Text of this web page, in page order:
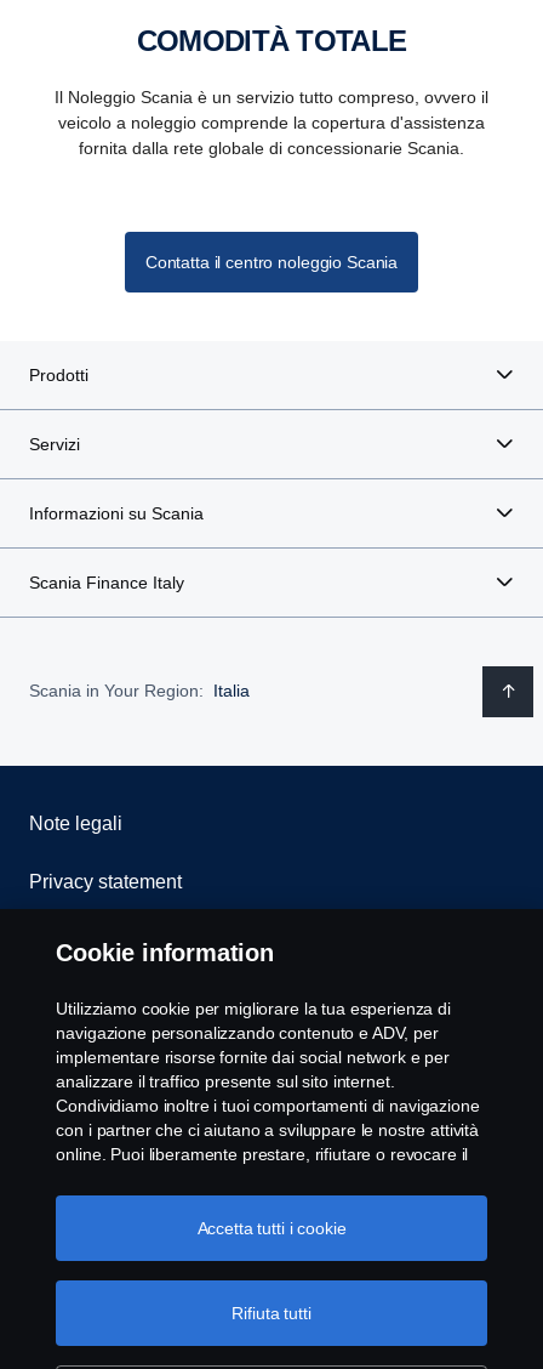
COMODITÀ TOTALE
Il Noleggio Scania è un servizio tutto compreso, ovvero il
veicolo a noleggio comprende la copertura d'assistenza
fornita dalla rete globale di concessionarie Scania.
Contatta il centro noleggio Scania
Prodotti
Servizi
Informazioni su Scania
Scania Finance Italy
Scania in Your Region: Italia
Note legali
Privacy statement
Cookies
Whistleblowing
Modello 231
Impostazione Cookie
© Copyright Scania 2025 All rights reserved. Scania
CV AB, SE-151 87 Södertälje, Sweden, Tel: +46-8-
Cookie information
Utilizziamo cookie per migliorare la tua esperienza di
navigazione personalizzando contenuto e ADV, per
implementare risorse fornite dai social network e per
analizzare il traffico presente sul sito internet.
Condividiamo inoltre i tuoi comportamenti di navigazione
con i partner che ci aiutano a sviluppare le nostre attività
online. Puoi liberamente prestare, rifiutare o revocare il
all'attivazione dei cookie e alla possibilità di condividere le
informazioni. Cliccando "rifiuta tutti" potrai continuare la
comprendere meglio la nostra politica di gestione dei
cookie, ti invitiamo a visitare la pagina cookies, cliccando
Rifiuta tutti
Accetta tutti i cookie